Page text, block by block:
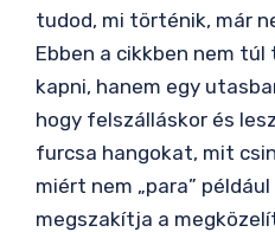
tudod, mi történik, már
Ebben a cikkben nem
kapni, hanem egy
hogy felszálláskor és
furcsa hangokat, mit
miért nem „para”
megszakítja a